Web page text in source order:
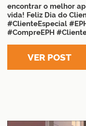
encontrar o melhor
vida! Feliz Dia do
#ClienteEspecial
#CompreEPH
VER POST